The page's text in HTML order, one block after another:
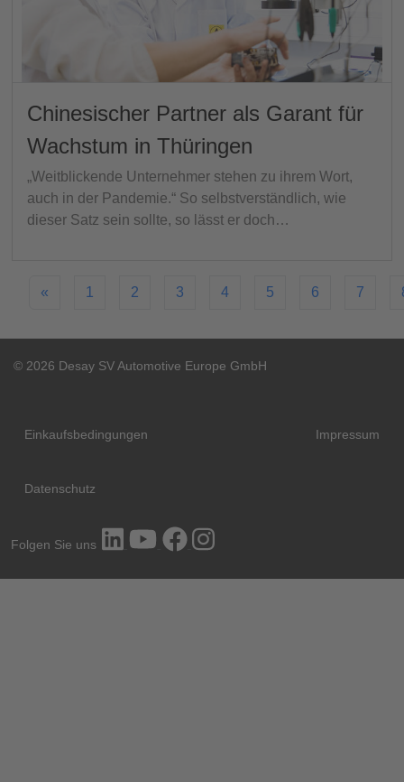
Chinesischer Partner als Garant für
Wachstum in Thüringen
„Weitblickende Unternehmer stehen zu ihrem Wort,
auch in der Pandemie.“ So selbstverständlich, wie
dieser Satz sein sollte, so lässt er doch…
« 1 2 3 4 5 6 7
© 2026 Desay SV Automotive Europe GmbH
Einkaufsbedingungen Impressum
Datenschutz
Folgen Sie uns